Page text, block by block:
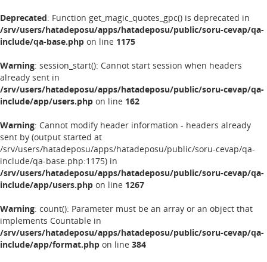
Deprecated: Function get_magic_quotes_gpc() is deprecated in
/srv/users/hatadeposu/apps/hatadeposu/public/soru-cevap/qa-
include/qa-base.php on line 1175
Warning: session_start(): Cannot start session when headers
already sent in
/srv/users/hatadeposu/apps/hatadeposu/public/soru-cevap/qa-
include/app/users.php on line 162
Warning: Cannot modify header information - headers already
sent by (output started at
/srv/users/hatadeposu/apps/hatadeposu/public/soru-cevap/qa-
include/qa-base.php:1175) in
/srv/users/hatadeposu/apps/hatadeposu/public/soru-cevap/qa-
include/app/users.php on line 1267
Warning: count(): Parameter must be an array or an object that
implements Countable in
/srv/users/hatadeposu/apps/hatadeposu/public/soru-cevap/qa-
include/app/format.php on line 384